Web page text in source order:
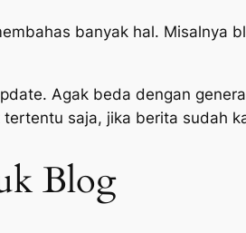
banyak hal. Misalnya
Agak beda dengan
saja, jika berita sudah
Blog